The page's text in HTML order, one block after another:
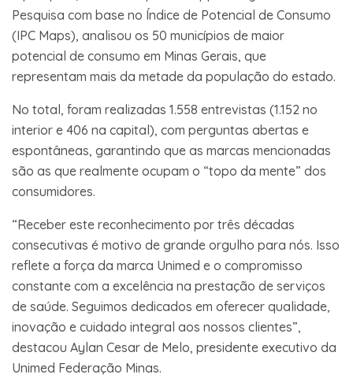
Pesquisa com base no Índice de Potencial de Consumo
(IPC Maps), analisou os 50 municípios de maior
potencial de consumo em Minas Gerais, que
representam mais da metade da população do estado.
No total, foram realizadas 1.558 entrevistas (1.152 no
interior e 406 na capital), com perguntas abertas e
espontâneas, garantindo que as marcas mencionadas
são as que realmente ocupam o “topo da mente” dos
consumidores.
“Receber este reconhecimento por três décadas
consecutivas é motivo de grande orgulho para nós. Isso
reflete a força da marca Unimed e o compromisso
constante com a excelência na prestação de serviços
de saúde. Seguimos dedicados em oferecer qualidade,
inovação e cuidado integral aos nossos clientes”,
destacou Aylan Cesar de Melo, presidente executivo da
Unimed Federação Minas.